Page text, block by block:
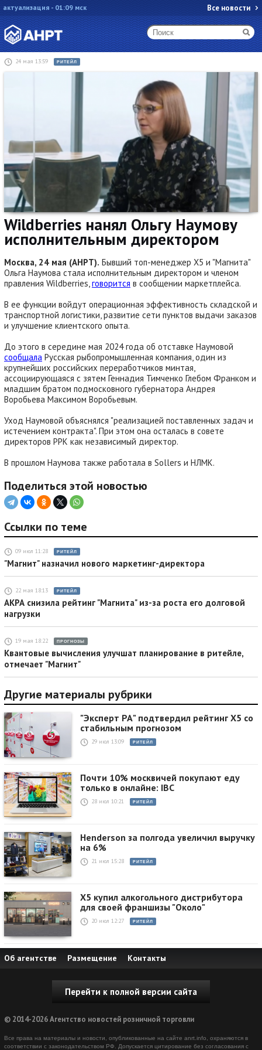
актуализация - 01:09 мск Все новости
24 мая 13:59 РИТЕЙЛ
Wildberries нанял Ольгу Наумову
исполнительным директором
Москва, 24 мая (АНРТ). Бывший топ-менеджер X5 и "Магнита"
Ольга Наумова стала исполнительным директором и членом
правления Wildberries,говорится в сообщении маркетплейса.
В ее функции войдут операционная эффективность складской и
транспортной логистики, развитие сети пунктов выдачи заказов
и улучшение клиентского опыта.
До этого в середине мая 2024 года об отставке Наумовой
сообщала Русская рыбопромышленная компания, один из
крупнейших российских переработчиков минтая,
ассоциирующаяся с зятем Геннадия Тимченко Глебом Франком и
младшим братом подмосковного губернатора Андрея
Воробьева Максимом Воробьевым.
Уход Наумовой объяснялся "реализацией поставленных задач и
истечением контракта". При этом она осталась в совете
директоров РРК как независимый директор.
В прошлом Наумова также работала в Sollers и НЛМК.
Поделиться этой новостью
Ссылки по теме
09 июл 11:28 РИТЕЙЛ
"Магнит" назначил нового маркетинг-директора
22 мая 18:13 РИТЕЙЛ
АКРА снизила рейтинг "Магнита" из-за роста его долговой
нагрузки
19 мая 18:22 ПРОГНОЗЫ
Квантовые вычисления улучшат планирование в ритейле,
отмечает "Магнит"
Другие материалы рубрики
"Эксперт РА" подтвердил рейтинг X5 со
стабильным прогнозом
29 июл 13:09 РИТЕЙЛ
Почти 10% москвичей покупают еду
только в онлайне: IBC
28 июл 10:21 РИТЕЙЛ
Henderson за полгода увеличил выручку
на 6%
21 июл 15:28 РИТЕЙЛ
X5 купил алкогольного дистрибутора
для своей франшизы "Около"
20 июл 12:27 РИТЕЙЛ
Об агентстве Размещение Контакты
Перейти к полной версии сайта
© 2014-2026 Агентство новостей розничной торговли
Все права на материалы и новости, опубликованные на сайте anrt.info, охраняются в
соответствии с законодательством РФ. Допускается цитирование без согласования с